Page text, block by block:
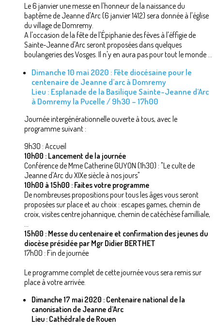
Le 6 janvier une messe en l'honneur de la naissance du
baptême de Jeanne d'Arc (6 janvier 1412) sera donnée à l'église
du village de Domremy.
A l'occasion de la fête de l'Épiphanie des fèves à l'éffigie de
Sainte-Jeanne d'Arc seront proposées dans quelques
boulangeries des Vosges. Il n'y en aura pas pour tout le monde ...
Dimanche 10 mai 2020 : Fête diocésaine pour le
centenaire de Jeanne d’arc à Domremy
Lieu : Esplanade de la Basilique Sainte-Jeanne d’Arc
à Domremy la Pucelle / 9h30 – 17h00
Journée intergénérationnelle ouverte à tous, avec le
programme suivant :
9h30 : Accueil
10h00 : Lancement de la journée
Conférence de Mme Catherine GUYON (1h30) : "Le culte de
Jeanne d'Arc du XIXe siècle à nos jours"
10h00 à 15h00 : Faites votre programme
De nombreuses propositions pour tous les âges vous seront
proposées sur place et au choix : escapes games, chemin de
croix, visites centre johannique, chemin de catéchèse familliale,
...
15h00 : Messe du centenaire et confirmation des jeunes du
diocèse présidée par Mgr Didier BERTHET
17h00 : Fin de journée
Le programme complet de cette journée vous sera remis sur
place à votre arrivée.
Dimanche 17 mai 2020 : Centenaire national de la
canonisation de Jeanne d’Arc
Lieu : Cathédrale de Rouen